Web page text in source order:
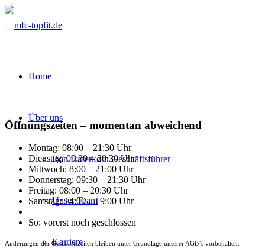
Home
Über uns
Ron Haferkorn Geschäftsführer
Unser Team
Karriere
Öffnungszeiten – momentan abweichend
Montag: 08:00 – 21:30 Uhr
Dienstag: 09:30 – 20:30 Uhr
Mittwoch: 8:00 – 21:00 Uhr
Donnerstag: 09:30 – 21:30 Uhr
Freitag: 08:00 – 20:30 Uhr
Samstag: 14:00 – 19:00 Uhr
So: vorerst noch geschlossen
Änderungen der Geschäftszeiten bleiben unter Grundlage unserer AGB`s vorbehalten.